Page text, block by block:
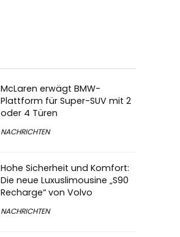
McLaren erwägt BMW-
Plattform für Super-SUV mit 2
oder 4 Türen
NACHRICHTEN
Hohe Sicherheit und Komfort:
Die neue Luxuslimousine „S90
Recharge“ von Volvo
NACHRICHTEN